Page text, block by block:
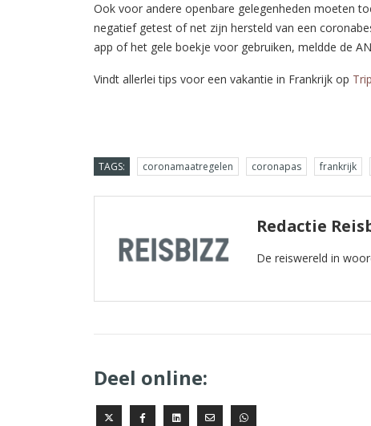
Ook voor andere openbare gelegenheden moeten
negatief getest of net zijn hersteld van een
app of het gele boekje voor gebruiken, meldde de
Vindt allerlei tips voor een vakantie in Frankrijk op
TAGS: coronamaatregelen coronapas frankrijk
Redactie
De reiswereld in
Deel online: